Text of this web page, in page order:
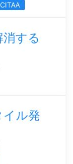
CITAA
する
イル発